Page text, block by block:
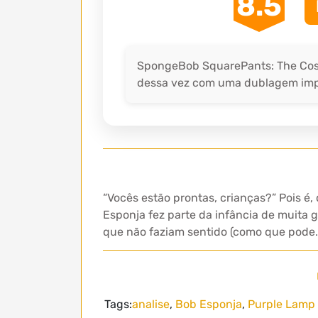
SpongeBob SquarePants: The
dessa vez com uma dublagem
“Vocês estão prontas, crianças?” Pois
Esponja fez parte da infância de muita
que não faziam sentido (como que
Tags:analise, Bob Esponja, Purple